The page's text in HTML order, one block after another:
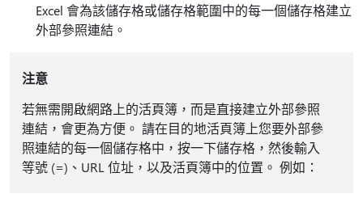
Excel 會為該儲存格或儲存格範圍中的每一個儲存格建立
外部參照連結。
注意
若無需開啟網路上的活頁簿，而是直接建立外部參照
連結，會更為方便。 請在目的地活頁簿上您要外部參
照連結的每一個儲存格中，按一下儲存格，然後輸入
等號 (=)、URL 位址，以及活頁簿中的位置。 例如：